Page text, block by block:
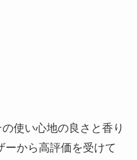
使い心地の良さと香り
ーから高評価を受けて